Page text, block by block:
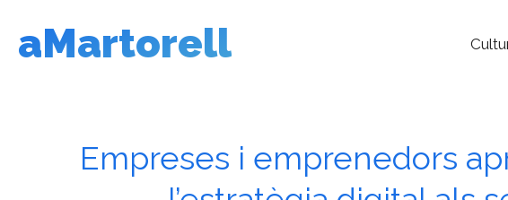
contingut
aMartorell
Empreses i emprenedors